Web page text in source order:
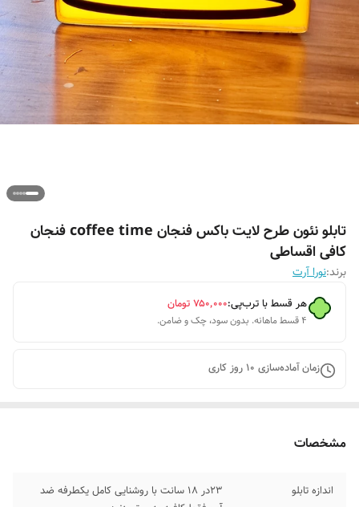
تابلو نئون طرح لایت باکس فنجان coffee time فنجان
کافی اقساطی
برند:نورا آرت
هر قسط با ترب‌پی:۷۵۰٬۰۰۰تومان
۴ قسط ماهانه. بدون سود، چک و ضامن.
زمان آماده‌سازی 10روز کاری
مشخصات
اندازه تابلو
23در 18 سانت با روشنایی کامل یکطرفه ضد